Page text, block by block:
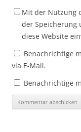
Mit der Nutzung
der Speicherung
diese Website
Benachrichtige
via E-Mail.
Benachrichtige